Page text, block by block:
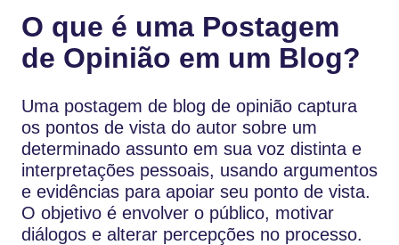
O que é uma Postagem
de Opinião em um Blog?
Uma postagem de blog de opinião captura
os pontos de vista do autor sobre um
determinado assunto em sua voz distinta e
interpretações pessoais, usando argumentos
e evidências para apoiar seu ponto de vista.
O objetivo é envolver o público, motivar
diálogos e alterar percepções no processo.